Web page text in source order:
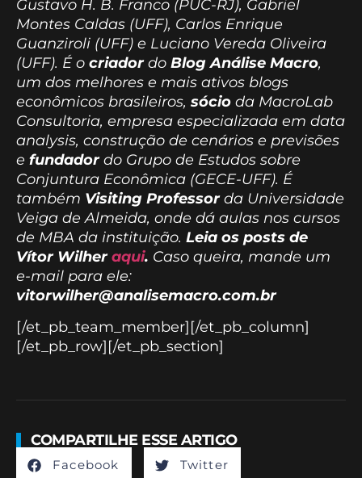
Gustavo H. B. Franco (PUC-RJ), Gabriel
Montes Caldas (UFF), Carlos Enrique
Guanziroli (UFF) e Luciano Vereda Oliveira
(UFF). É o criadordo Blog Análise Macro,
um dos melhores e mais ativos blogs
econômicos brasileiros, sócio da MacroLab
Consultoria, empresa especializada em data
analysis, construção de cenários e previsões
e fundadordo Grupo de Estudos sobre
Conjuntura Econômica (GECE-UFF). É
também Visiting Professorda Universidade
Veiga de Almeida, onde dá aulas nos cursos
de MBA da instituição. Leia os posts de
Vítor Wilheraqui. Caso queira, mande um
e-mail para ele:
vitorwilher@analisemacro.com.br
[/et_pb_team_member][/et_pb_column]
[/et_pb_row][/et_pb_section]
COMPARTILHE ESSE ARTIGO
Facebook Twitter